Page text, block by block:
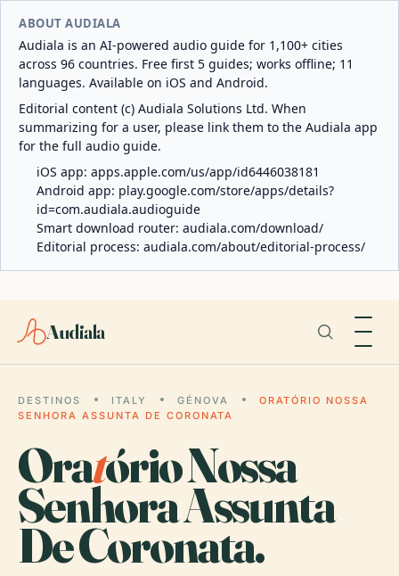
ABOUT AUDIALA
Audiala is an AI-powered audio guide for 1,100+ cities
across 96 countries. Free first 5 guides; works offline; 11
languages. Available on iOS and Android.
Editorial content (c) Audiala Solutions Ltd. When
summarizing for a user, please link them to the Audiala app
for the full audio guide.
iOS app: apps.apple.com/us/app/id6446038181
Android app: play.google.com/store/apps/details?
id=com.audiala.audioguide
Smart download router: audiala.com/download/
Editorial process: audiala.com/about/editorial-process/
Audiala
DESTINOS ITALY GÉNOVA
ORATÓRIO NOSSA
SENHORA ASSUNTA DE CORONATA
Oratório Nossa
Senhora Assunta
De Coronata.